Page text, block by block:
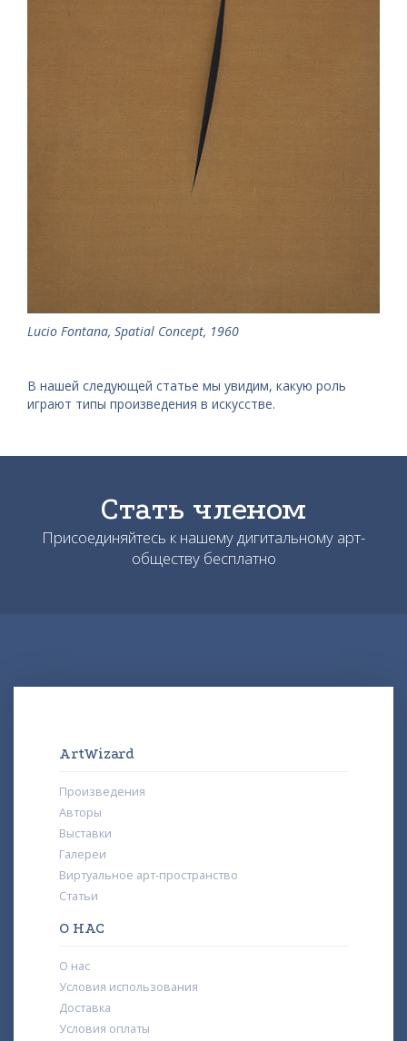
Lucio Fontana, Spatial Concept, 1960
В нашей следующей статье мы увидим, какую роль
играют типы произведения в искусстве.
Стать членом
Присоединяйтесь к нашему дигитальному арт-
обществу бесплатно
ArtWizard
Произведения
Авторы
Выставки
Галереи
Виртуальное арт-пространство
Статьи
О НАС
О нас
Условия использования
Доставка
Условия оплаты